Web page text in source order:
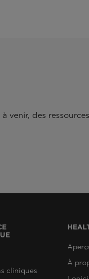
venir, des
cliniques
À